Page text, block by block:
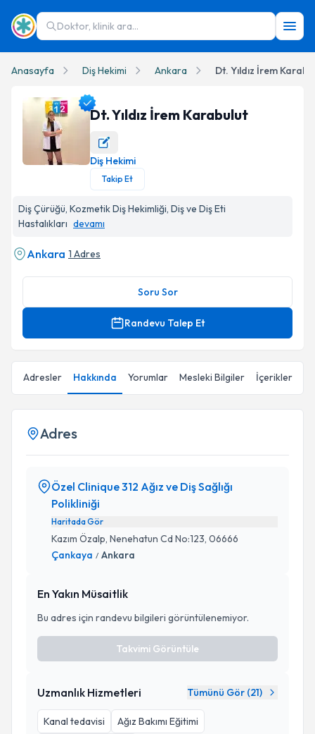
Doktor, klinik ara...
Anasayfa Diş Hekimi Ankara Dt. Yıldız İrem
Dt. Yıldız İrem Karabulut Profil Fotoğrafı
Dt. Yıldız İrem Karabulut
Diş Hekimi
Takip Et
Diş Çürüğü, Kozmetik Diş Hekimliği, Diş ve Diş Eti
Hastalıkları devamı
Ankara 1 Adres
Soru Sor
Randevu Talep Et
Adresler Hakkında Yorumlar Mesleki Bilgiler İçerikler
Adres
Özel Clinique 312 Ağız ve Diş Sağlığı
Polikliniği
Haritada Gör
Kazım Özalp, Nenehatun Cd No:123, 06666
Çankaya / Ankara
En Yakın Müsaitlik
Bu adres için randevu bilgileri görüntülenemiyor.
Takvimi Görüntüle
Uzmanlık Hizmetleri Tümünü Gör (21)
Kanal tedavisi
Ağız Bakımı Eğitimi